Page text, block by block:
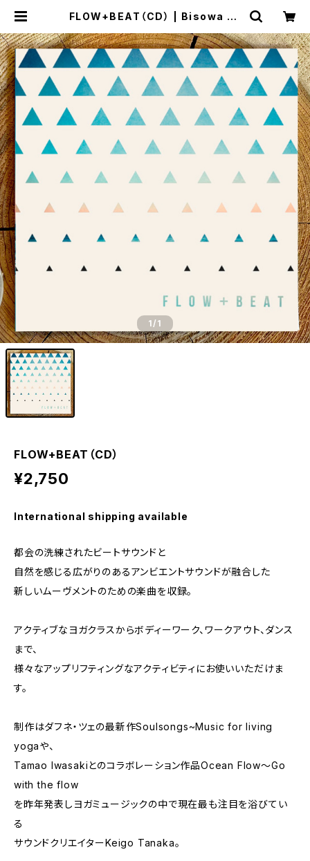
FLOW+BEAT（CD） | Bisowa by
1/1
FLOW+BEAT（CD）
¥2,750
International shipping available
都会の洗練されたビートサウンドと
自然を感じる広がりのあるアンビエントサウンドが融合した
新しいムーヴメントのための楽曲を収録。
アクティブなヨガクラスからボディーワーク、ワークアウト、ダンス
まで、
様々なアップリフティングなアクティビティにお使いいただけま
す。
制作はダフネ・ツェの最新作Soulsongs~Music for living
yogaや、
Tamao Iwasakiとのコラボレーション作品Ocean Flow〜Go
with the flow
を昨年発表しヨガミュージックの中で現在最も注目を浴びてい
る
サウンドクリエイターKeigo Tanaka。